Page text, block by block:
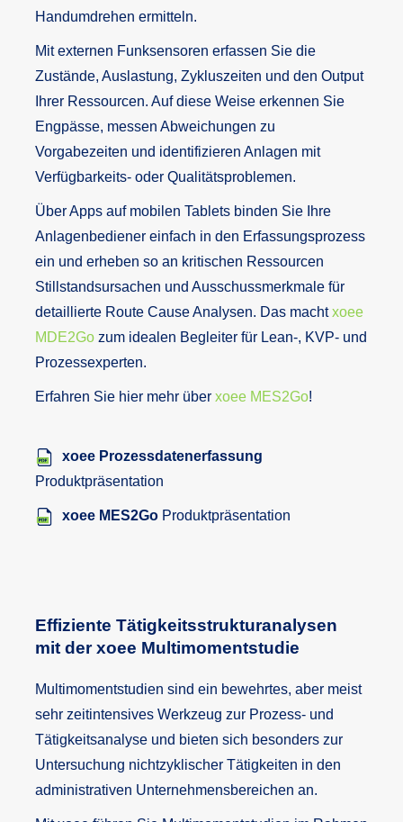
Handumdrehen ermitteln.
Mit externen Funksensoren erfassen Sie die
Zustände, Auslastung, Zykluszeiten und den Output
Ihrer Ressourcen. Auf diese Weise erkennen Sie
Engpässe, messen Abweichungen zu
Vorgabezeiten und identifizieren Anlagen mit
Verfügbarkeits- oder Qualitätsproblemen.
Über Apps auf mobilen Tablets binden Sie Ihre
Anlagenbediener einfach in den Erfassungsprozess
ein und erheben so an kritischen Ressourcen
Stillstandsursachen und Ausschussmerkmale für
detaillierte Route Cause Analysen. Das machtxoee
MDE2Gozum idealen Begleiter für Lean-, KVP- und
Prozessexperten.
Erfahren Sie hier mehr über xoee MES2Go!
xoee Prozessdatenerfassung
Produktpräsentation
xoee MES2GoProduktpräsentation
Effiziente Tätigkeitsstrukturanalysen
mit der xoee Multimomentstudie
Multimomentstudien sind ein bewehrtes, aber meist
sehr zeitintensives Werkzeug zur Prozess- und
Tätigkeitsanalyse und bieten sich besonders zur
Untersuchung nichtzyklischer Tätigkeiten in den
administrativen Unternehmensbereichen an.